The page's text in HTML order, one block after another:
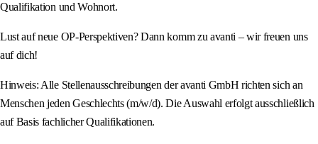
Qualifikation und Wohnort.
Lust auf neue OP-Perspektiven? Dann komm zu avanti – wir freuen uns
auf dich!
Hinweis: Alle Stellenausschreibungen der avanti GmbH richten sich an
Menschen jeden Geschlechts (m/w/d). Die Auswahl erfolgt ausschließlich
auf Basis fachlicher Qualifikationen.